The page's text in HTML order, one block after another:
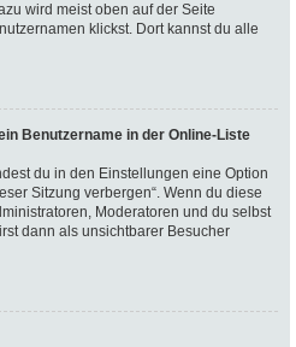
wird meist oben auf der Seite
klickst. Dort kannst du alle
Benutzername in der Online-Liste
du in den Einstellungen eine Option
Sitzung verbergen“. Wenn du diese
Moderatoren und du selbst
dann als unsichtbarer Besucher